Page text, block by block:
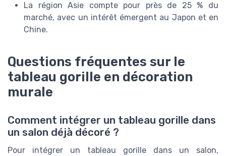
La région Asie compte pour près de 25 % du
marché, avec un intérêt émergent au Japon et en
Chine.
Questions fréquentes sur le
tableau gorille en décoration
murale
Comment intégrer un tableau gorille dans
un salon déjà décoré ?
Pour intégrer un tableau gorille dans un salon,